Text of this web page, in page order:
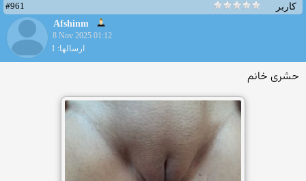
کاربر
#961
Afshinm
8 Nov 2025 01:12
ارسالها: 1
حشری خانم